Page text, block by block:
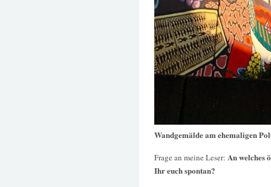
Wandgemälde am ehemaligen
Frage an meine Leser: An welches
Ihr euch spontan?